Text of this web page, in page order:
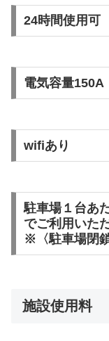
24時間使用可
電気容量150A
wifiあり
駐車場１台あ
でご利用いた
※〈駐車場閉
施設使用料